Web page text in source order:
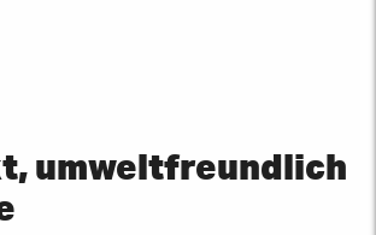
umweltfreundlich